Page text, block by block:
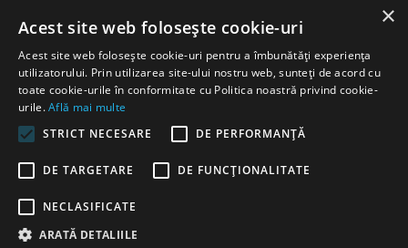
Strada Șciusev, 53
2012 Chișinău, Republica Moldova
tel: (+373 22) 213652, 227539
fax: (+373 22) 226681
Email: redactia@ijc.md
×
Acest site web folosește cookie-uri
Acest site web folosește cookie-uri pentru a îmbunătăți experiența
utilizatorului. Prin utilizarea site-ului nostru web, sunteți de acord cu
toate cookie-urile în conformitate cu Politica noastră privind cookie-
urile.Află mai multe
STRICT NECESARE
DE PERFORMANȚĂ
DE TARGETARE DE FUNCŢIONALITATE
NECLASIFICATE
ARATĂ DETALIILE